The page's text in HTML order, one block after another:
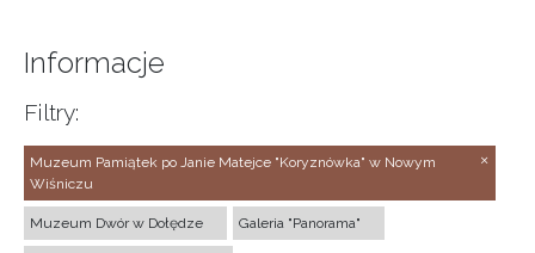
Informacje
Filtry:
Muzeum Pamiątek po Janie Matejce "Koryznówka" w Nowym
Wiśniczu
Muzeum Dwór w Dołędze Galeria "Panorama"